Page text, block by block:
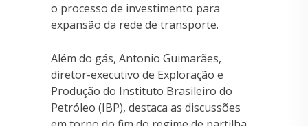
o processo de investimento para
expansão da rede de transporte.
Além do gás, Antonio Guimarães,
diretor-executivo de Exploração e
Produção do Instituto Brasileiro do
Petróleo (IBP), destaca as discussões